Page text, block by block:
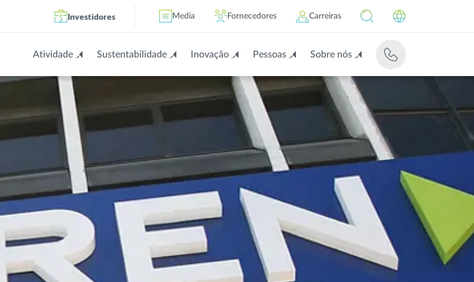
Investidores Media Fornecedores Carreiras
Atividade Sustentabilidade Inovação Pessoas Sobre nós